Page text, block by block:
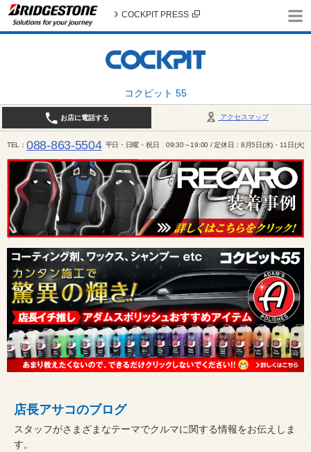
コクピット 55
COCKPIT PRESS
アクセスマップ
お店に電話する
TEL 088-863-5504 平日・日曜・祝日 09:30～19:00 / 定休日：8月5日(水)・11日(火)
店長アサコのブログ
スタッフがさまざまなテーマでクルマに関する情報をお伝えしま
す。